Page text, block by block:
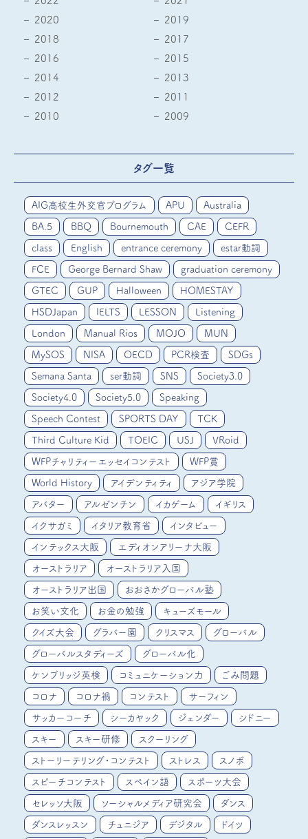
2020
2019
2018
2017
2016
2015
2014
2013
2012
2011
2010
2009
タグ一覧
AIG高校生外交官プログラム APU Australia
BA.5 BBQ Bournemouth CAE CEFR
class English entrance ceremony estar動詞
FCE George Bernard Shaw graduation ceremony
GTEC GUP Halloween HOMESTAY
HSDJapan IELTS LESSON Listening
London Manual Rios MOJO MUN
MySOS NISA OECD PCR検査 SDGs
Semana Santa ser動詞 SNS Society3.0
Society4.0 Society5.0 Speaking
Speech Contest SPORTS DAY TCK
Third Culture Kid TOEIC USJ VRoid
WFPチャリティーエッセイコンテスト WFP賞
World History アイデンティティ アジア学院
アバター アルゼンチン イカゲーム イギリス
イクサガミ イタリア教育省 インタビュー
インテックス大阪 エディオンアリーナ大阪
オーストラリア オーストラリア入国
オーストラリア出国 おおさかグローバル塾
お笑い文化 お金の勉強 キューズモール
クイズ大会 グラバー園 クリスマス グローバル
グローバルスタディーズ グローバル化
ケンブリッジ英検 コミュニケーション力 ごみ問題
コロナ コロナ禍 コンテスト サーフィン
サッカーコーチ シーカヤック ジェンダー シドニー
スキー スキー研修 スクーリング
ストーリーテリング・コンテスト ストレス スノボ
スピーチコンテスト スペイン語 スポーツ大会
セレッソ大阪 ソーシャルメディア研究会 ダンス
ダンスレッスン チュニジア デジタル ドイツ